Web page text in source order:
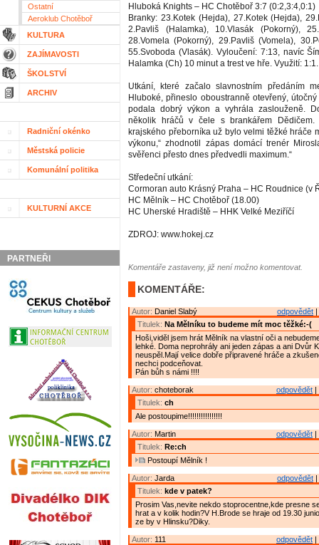
Ostatní
Aeroklub Chotěboř
KULTURA
ZAJÍMAVOSTI
ŠKOLSTVÍ
ARCHIV
Radniční okénko
Městská policie
Komunální politika
KULTURNÍ AKCE
PARTNEŘI
Hluboká Knights – HC Chotěboř 3:7 (0:2,3:4,0:1)
Branky: 23.Kotek (Hejda), 27.Kotek (Hejda),
2.Pavliš (Halamka), 10.Vlasák (Pokorný),
28.Vomela (Pokorný), 29.Pavliš (Vomela),
55.Svoboda (Vlasák). Vyloučení: 7:13, navíc
Halamka (Ch) 10 minut a trest ve hře. Využití:
Utkání, které začalo slavnostním předáním
Hluboké, přineslo oboustranně otevřený,
podala dobrý výkon a vyhrála zaslouženě.
několik hráčů v čele s brankářem Dědičem.
krajského přeborníka už bylo velmi těžké hráče
výkonu,“ zhodnotil zápas domácí trenér
svěřenci přesto dnes předvedli maximum.“
Středeční utkání:
Cormoran auto Krásný Praha – HC Roudnice (v
HC Mělník – HC Chotěboř (18.00)
HC Uherské Hradiště – HHK Velké Meziříčí
ZDROJ: www.hokej.cz
Komentáře zastaveny, již není možno komentovat.
KOMENTÁŘE:
odpovědět
Autor: Daniel Slabý
Titulek: Na Mělníku to budeme mít moc těžké:-(
Hoši,viděl jsem hrát Mělník na vlastní oči a
lehké. Doma neprohrály ani jeden zápas a ani Dvůr
neuspěl.Mají velice dobře připravené hráče a
nechci podceňovat.
Pán bůh s námi !!!!
odpovědět |
Autor: choteborak
Titulek: ch
Ale postoupime!!!!!!!!!!!!!!!!
odpovědět |
Autor: Martin
Titulek: Re:ch
Postoupí Mělník !
odpovědět
Autor: Jarda
Titulek: kde v patek?
Prosim Vas,nevite nekdo stoprocentne,kde presne
hrat a v kolik hodin?V H.Brode se hraje od 19.30
ze by v Hlinsku?Diky.
odpovědět |
Autor: 111